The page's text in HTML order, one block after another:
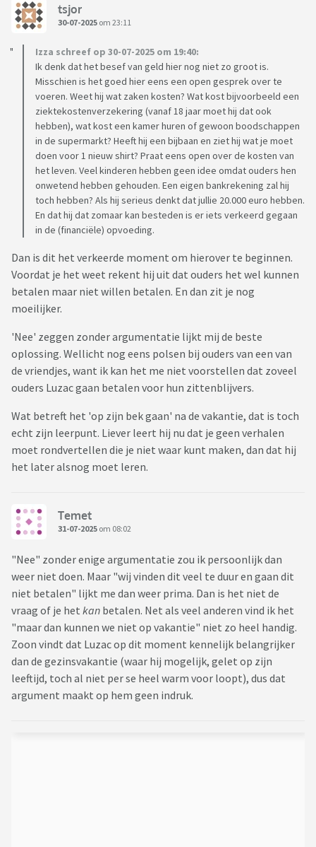
tsjor
30-07-2025 om 23:11
Izza schreef op 30-07-2025 om 19:40:
Ik denk dat het besef van geld hier nog niet zo groot is.
Misschien is het goed hier eens een open gesprek over te
voeren. Weet hij wat zaken kosten? Wat kost bijvoorbeeld een
ziektekostenverzekering (vanaf 18 jaar moet hij dat ook
hebben), wat kost een kamer huren of gewoon boodschappen
in de supermarkt? Heeft hij een bijbaan en ziet hij wat je moet
doen voor 1 nieuw shirt? Praat eens open over de kosten van
het leven. Veel kinderen hebben geen idee omdat ouders hen
onwetend hebben gehouden. Een eigen bankrekening zal hij
toch hebben? Als hij serieus denkt dat jullie 20.000 euro hebben.
En dat hij dat zomaar kan besteden is er iets verkeerd gegaan
in de (financiële) opvoeding.
Dan is dit het verkeerde moment om hierover te beginnen.
Voordat je het weet rekent hij uit dat ouders het wel kunnen
betalen maar niet willen betalen. En dan zit je nog
moeilijker.
'Nee' zeggen zonder argumentatie lijkt mij de beste
oplossing. Wellicht nog eens polsen bij ouders van een van
de vriendjes, want ik kan het me niet voorstellen dat zoveel
ouders Luzac gaan betalen voor hun zittenblijvers.
Wat betreft het 'op zijn bek gaan' na de vakantie, dat is toch
echt zijn leerpunt. Liever leert hij nu dat je geen verhalen
moet rondvertellen die je niet waar kunt maken, dan dat hij
het later alsnog moet leren.
Temet
31-07-2025 om 08:02
"Nee" zonder enige argumentatie zou ik persoonlijk dan
weer niet doen. Maar "wij vinden dit veel te duur en gaan dit
niet betalen" lijkt me dan weer prima. Dan is het niet de
vraag of je het kan betalen. Net als veel anderen vind ik het
"maar dan kunnen we niet op vakantie" niet zo heel handig.
Zoon vindt dat Luzac op dit moment kennelijk belangrijker
dan de gezinsvakantie (waar hij mogelijk, gelet op zijn
leeftijd, toch al niet per se heel warm voor loopt), dus dat
argument maakt op hem geen indruk.